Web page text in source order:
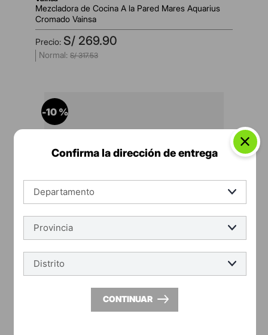
Mezcladora de Cocina A la Pared Mares Aquarius
Cromado Vainsa
S/ 269.90
S/ 317.53
-10 %
vainsa
LLave de Urinario A la Pared Cromado temporizada
especializada Vainsa
Confirma la dirección de entrega
CONTINUAR